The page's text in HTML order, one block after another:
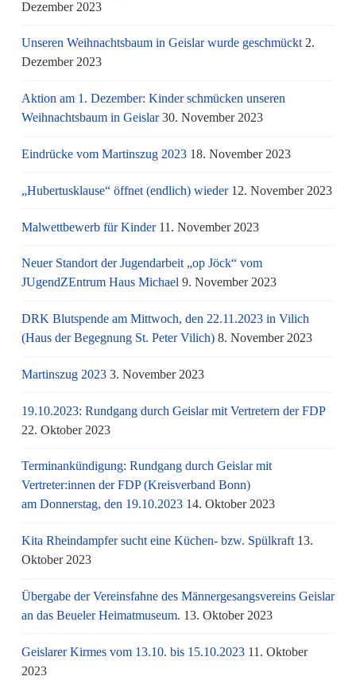
Dezember 2023
Unseren Weihnachtsbaum in Geislar wurde geschmückt 2.
Dezember 2023
Aktion am 1. Dezember: Kinder schmücken unseren
Weihnachtsbaum in Geislar 30. November 2023
Eindrücke vom Martinszug 2023 18. November 2023
„Hubertusklause“ öffnet (endlich) wieder 12. November 2023
Malwettbewerb für Kinder 11. November 2023
Neuer Standort der Jugendarbeit „op Jöck“ vom
JUgendZEntrum Haus Michael 9. November 2023
DRK Blutspende am Mittwoch, den 22.11.2023 in Vilich
(Haus der Begegnung St. Peter Vilich) 8. November 2023
Martinszug 2023 3. November 2023
19.10.2023: Rundgang durch Geislar mit Vertretern der FDP
22. Oktober 2023
Terminankündigung: Rundgang durch Geislar mit
Vertreter:innen der FDP (Kreisverband Bonn)
am Donnerstag, den 19.10.2023 14. Oktober 2023
Kita Rheindampfer sucht eine Küchen- bzw. Spülkraft 13.
Oktober 2023
Übergabe der Vereinsfahne des Männergesangsvereins Geislar
an das Beueler Heimatmuseum. 13. Oktober 2023
Geislarer Kirmes vom 13.10. bis 15.10.2023 11. Oktober
2023